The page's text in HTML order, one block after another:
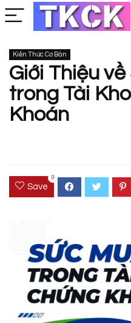
Kiến Thức Cơ Bản
Giới Thiệu
trong Tài
Khoán
Save
0